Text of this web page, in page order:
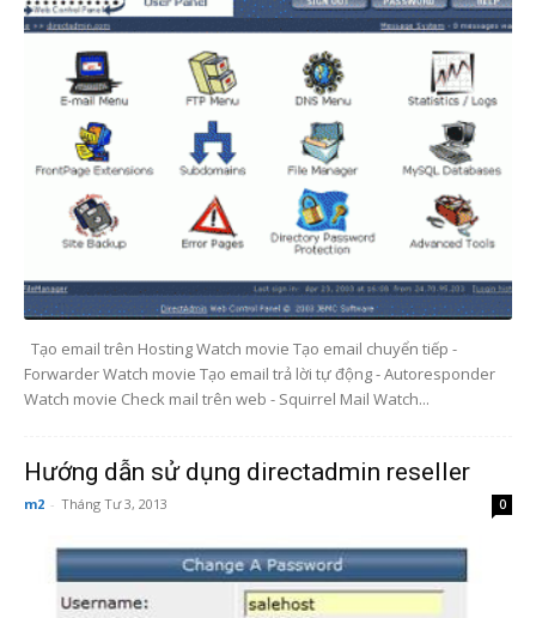
Tạo email trên Hosting Watch movie Tạo email chuyển tiếp -
Forwarder Watch movie Tạo email trả lời tự động - Autoresponder
Watch movie Check mail trên web - Squirrel Mail Watch...
Hướng dẫn sử dụng directadmin reseller
m2 - Tháng Tư 3, 2013 0